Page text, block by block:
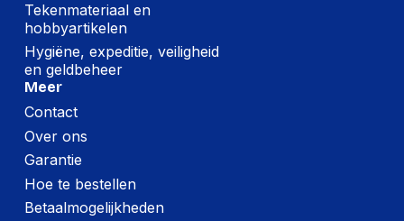
Tekenmateriaal en
hobbyartikelen
Hygiëne, expeditie, veiligheid
en geldbeheer
Meer
Contact
Over ons
Garantie
Hoe te bestellen
Betaalmogelijkheden